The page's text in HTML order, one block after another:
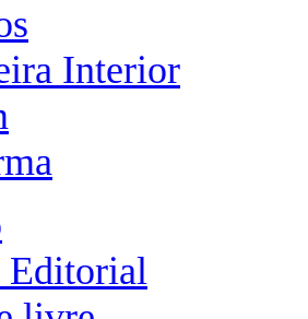
Interior
Editorial